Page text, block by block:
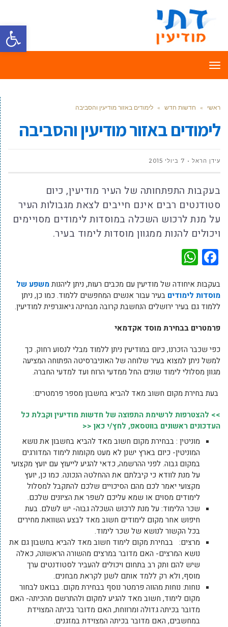
פתח
תפריט
ראשי » חדשות חדש » לימודים באזור מודיעין והסביבה
לימודים באזור מודיעין והסביבה
עידן הראל 7 ביולי 2015
בעקבות התפתחותה של העיר מודיעין, כיום
סטודנטים רבים אינם חייבים לצאת מגבולות העיר
על מנת לרכוש השכלה במוסדות לימודים מסויימים
ויכולים להנות ממגוון מוסדות לימוד בעיר.
Facebook
בעקבות איחודה של מודיעין עם מכבים רעות, ניתן ליהנותמשפע של
מוסדות לימודים בעיר עבור אנשים המחפשים ללמוד. כמו כן, ניתן
ללמוד גם בעיר ירושלים הנחשבת קרובה מבחינה גיאוגרפית למודיעין.
פרמטרים בבחירת מוסד אקדמאי
כפי שכבר הזכרנו, כיום במודיעין ניתן ללמוד מבלי לנסוע רחוק. כך
למשל ניתן למצוא בעיר שלוחה של האוניברסיטה הפתוחה המציעה
מגוון מסלולי לימוד שונים החל ממדעי הרוח ועד למדעי החברה.
בעת בחירת מקום חשוב מאד להביא בחשבון מספר פרמטרים:
>> להצטרפות לרשימת התפוצה של חדשות מודיעין וקבלת כל
העדכונים ראשונים בווטסאפ, לחץ/י כאן <<
מוניטין : בבחירת מקום חשוב מאד להביא בחשבון את נושא
המוניטין- כיום בארץ ישנן לא מעט מקומות לימוד המדורגים
במקום גבוה. לפני ההרשמה, כדאי להגיע לייעוץ עם יועץ מקצועי
על מנת לוודא כי קיבלתם את ההחלטה הנכונה. כמו כן, יועץ
מקצועי יאמר לכם מהם הסיכויים שלכם להתקבל למסלול
לימודים מסוים או שמא עליכם לשפר את הציונים שלכם.
שכר הלימוד: על מנת לרכוש השכלה גבוה- יש לשלם. בעת
חיפוש אחר מקום לימודים חשוב מאד לבצע השוואת מחירים
בכל הקשור לנושא של שכר לימוד.
מרצים: בבחירת מקום לימוד חשוב מאד להביא בחשבון גם את
נושא המרצים- האם מדובר במרצים מהשורה הראשונה, כאלה
שיש להם ותק רב בתחום ויכולים להעביר לסטודנטים ערך
מוסף, ולא רק ללמד אותם לשנן לקראת מבחנים.
נוחות: נוחות מהווה פרמטר נוסף בבחירת מקום. בבואנו לבחור
מקום לימוד, חשוב מאד להגיע למקום ולהתרשם מהכיתה- האם
מדובר בכיתה גדולה ומרווחת, האם מדובר בכיתה המצוידת
במחשבים, האם מדובר בכיתה המצוידת במזגנים.